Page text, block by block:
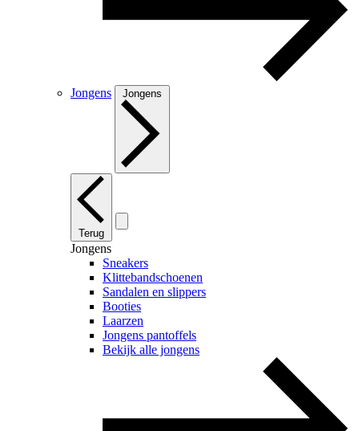
Jongens Jongens
Terug
Jongens
Sneakers
Klittebandschoenen
Sandalen en slippers
Booties
Laarzen
Jongens pantoffels
Bekijk alle jongens